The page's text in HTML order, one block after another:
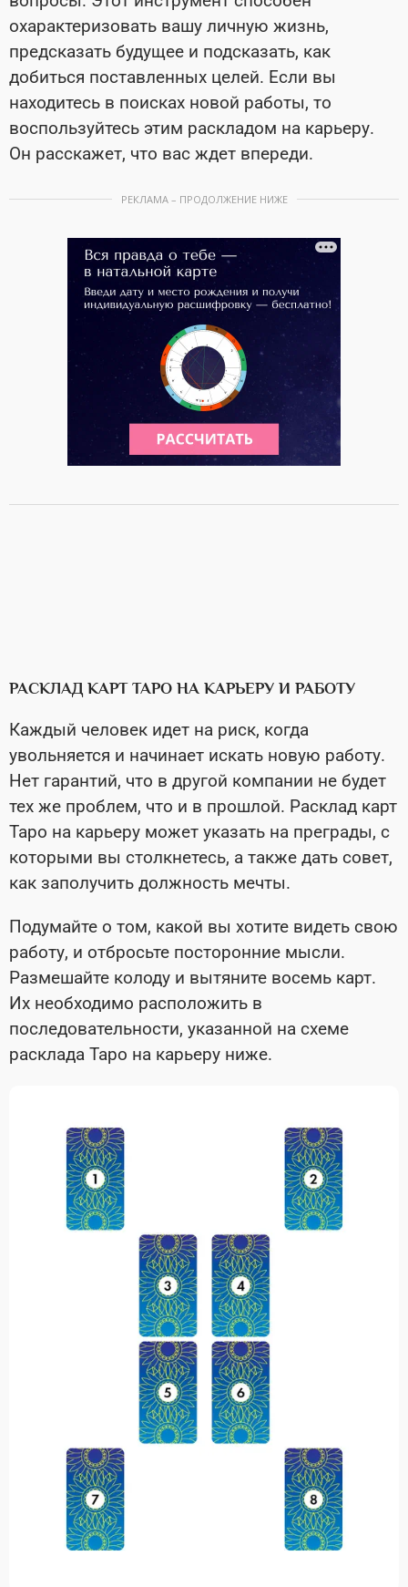
охарактеризовать вашу личную жизнь,
предсказать будущее и подсказать, как
добиться поставленных целей. Если вы
находитесь в поисках новой работы, то
воспользуйтесь этим раскладом на карьеру.
Он расскажет, что вас ждет впереди.
РЕКЛАМА – ПРОДОЛЖЕНИЕ НИЖЕ
РАСКЛАД КАРТ ТАРО НА КАРЬЕРУ И РАБОТУ
Каждый человек идет на риск, когда
увольняется и начинает искать новую работу.
Нет гарантий, что в другой компании не будет
тех же проблем, что и в прошлой. Расклад карт
Таро на карьеру может указать на преграды, с
которыми вы столкнетесь, а также дать совет,
как заполучить должность мечты.
Подумайте о том, какой вы хотите видеть свою
работу, и отбросьте посторонние мысли.
Размешайте колоду и вытяните восемь карт.
Их необходимо расположить в
последовательности, указанной на схеме
расклада Таро на карьеру ниже.